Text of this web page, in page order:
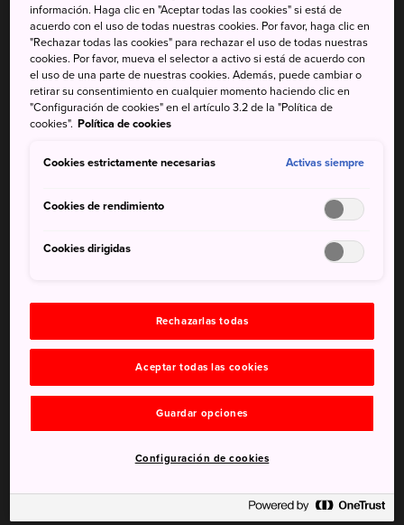
apartada, con pequeños pueblos y un entorno natural
maravilloso, en la que se celebran eventos interesantes.
No te pierdas
La fabulosa maravilla natural de Senjojiki
tradicionales
Cómo llegar
La ciudad de Ina es un buen punto de partida para
empezar a explorar la zona. Desde Tokio se accede
Desde Shinjuku, toma el tren rápido limitado JR Azusa
Aquí, deberás tomar la línea local Iida. Llegarás a la
estación de Inashi en unos 60 minutos. Quizá te sea más
información. Haga clic en "Aceptar todas las cookies" si está de
acuerdo con el uso de todas nuestras cookies. Por favor, haga clic en
"Rechazar todas las cookies" para rechazar el uso de todas nuestras
cookies. Por favor, mueva el selector a activo si está de acuerdo con
el uso de una parte de nuestras cookies. Además, puede cambiar o
retirar su consentimiento en cualquier momento haciendo clic en
"Configuración de cookies" en el artículo 3.2 de la "Política de
cookies". Política de cookies
Cookies estrictamente necesarias Activas siempre
Cookies de rendimiento
Cookies dirigidas
Rechazarlas todas
Aceptar todas las cookies
Guardar opciones
Configuración de cookies